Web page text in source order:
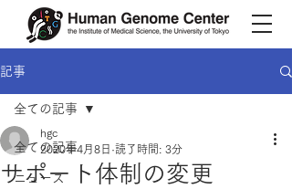
記事
全ての記事
ニュース
全ての記事
サポート体制の変更
hgc
2020年4月8日 読了時間: 3分